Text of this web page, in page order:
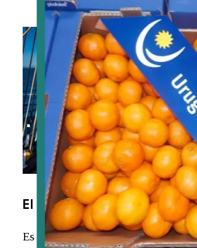
El mayor buque escuela en
Es el mayor de todos los buques-